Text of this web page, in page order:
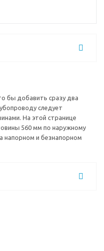
бы добавить сразу два
следует
На этой странице
560 мм по наружному
напорном и безнапорном